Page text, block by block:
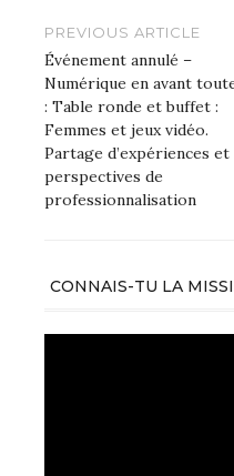
Navigation
de
l’article
PREVIOUS ARTICLE
Événement annulé –
Numérique en avant
: Table ronde et buffet :
Femmes et jeux vidéo.
Partage d’expériences et
perspectives de
professionnalisation
CONNAIS-TU LA